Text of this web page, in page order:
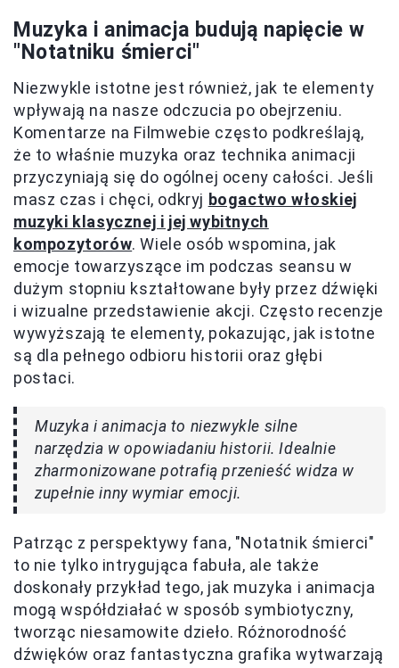
Muzyka i animacja budują napięcie w
"Notatniku śmierci"
Niezwykle istotne jest również, jak te elementy
wpływają na nasze odczucia po obejrzeniu.
Komentarze na Filmwebie często podkreślają,
że to właśnie muzyka oraz technika animacji
przyczyniają się do ogólnej oceny całości. Jeśli
masz czas i chęci, odkryj bogactwo włoskiej
muzyki klasycznej i jej wybitnych
kompozytorów. Wiele osób wspomina, jak
emocje towarzyszące im podczas seansu w
dużym stopniu kształtowane były przez dźwięki
i wizualne przedstawienie akcji. Często recenzje
wywyższają te elementy, pokazując, jak istotne
są dla pełnego odbioru historii oraz głębi
postaci.
Muzyka i animacja to niezwykle silne
narzędzia w opowiadaniu historii. Idealnie
zharmonizowane potrafią przenieść widza w
zupełnie inny wymiar emocji.
Patrząc z perspektywy fana, "Notatnik śmierci"
to nie tylko intrygująca fabuła, ale także
doskonały przykład tego, jak muzyka i animacja
mogą współdziałać w sposób symbiotyczny,
tworząc niesamowite dzieło. Różnorodność
dźwięków oraz fantastyczna grafika wytwarzają